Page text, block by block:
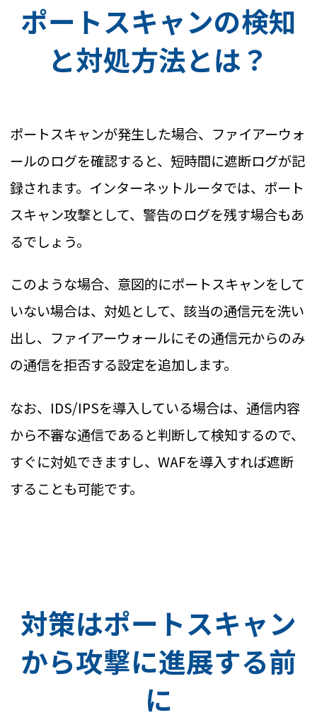
ポートスキャンの検知
と対処方法とは？
ポートスキャンが発生した場合、ファイアーウォ
ールのログを確認すると、短時間に遮断ログが記
録されます。インターネットルータでは、ポート
スキャン攻撃として、警告のログを残す場合もあ
るでしょう。
このような場合、意図的にポートスキャンをして
いない場合は、対処として、該当の通信元を洗い
出し、ファイアーウォールにその通信元からのみ
の通信を拒否する設定を追加します。
なお、IDS/IPSを導入している場合は、通信内容
から不審な通信であると判断して検知するので、
すぐに対処できますし、WAFを導入すれば遮断
することも可能です。
対策はポートスキャン
から攻撃に進展する前
に